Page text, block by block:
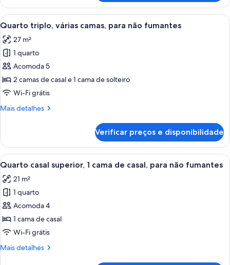
para
não
fumantes
duplo,
camas
casal,
para
não
fumantes
Carrega
todas
as
fotos
de
Quarto
triplo,
camas,
fumantes
Quarto triplo, várias camas, para
9
Quarto triplo, várias camas, para não fumantes
27 m²
1 quarto
Acomoda 5
2 camas de casal e 1 cama de solteiro
Wi-Fi grátis
Mais detalhes
Mais
triplo,
várias
camas,
não
fumantes
Verificar preços e disponibilidade
Carrega
todas
as
fotos
de
Quarto
casal
1
Quarto de hotel com cama,
17
Quarto casal superior, 1 cama de casal, para não fumantes
21 m²
1 quarto
Acomoda 4
1 cama de casal
Wi-Fi grátis
Mais detalhes
Mais